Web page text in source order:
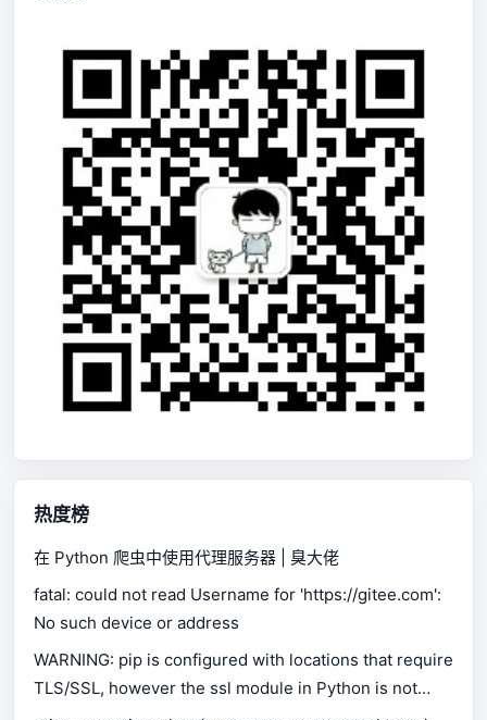
热度榜
在 Python 爬虫中使用代理服务器 | 臭大佬
fatal: could not read Username for 'https://gitee.com':
No such device or address
WARNING: pip is configured with locations that require
TLS/SSL, however the ssl module in Python is not